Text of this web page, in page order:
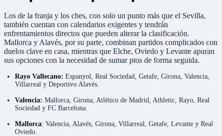
Los de la franja y los ches, con solo un punto más que el Sevilla,
también cuentan con calendarios exigentes y tendrán
enfrentamientos directos que pueden alterar la clasificación.
Mallorca y Alavés, por su parte, combinan partidos complicados con
duelos clave en casa, mientras que Elche, Oviedo y Levante apuran
sus opciones con la necesidad de sumar ptos de forma seguida.
Rayo Vallecano: Espanyol, Real Sociedad, Getafe, Girona, Valencia,
Villarreal y Deportivo Alavés.
Valencia:Mallorca, Girona, Atlético de Madrid, Athletic, Rayo, Real
Sociedad y FC Barcelona.
Mallorca: Valencia, Alavés, Girona, Villarreal, Getafe, Levante y Real
Oviedo.